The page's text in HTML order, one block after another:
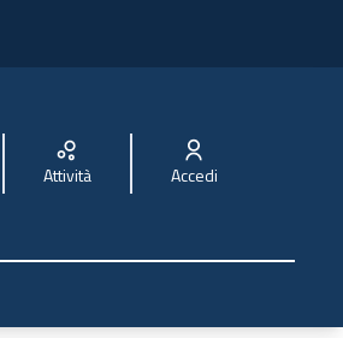
Attività Accedi